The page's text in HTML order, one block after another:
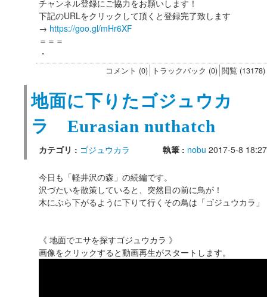
チャンネル登録にご協力をお願いします！
下記のURLをクリックして頂くと登録完了致します
→ https://goo.gl/mHr6XF
＝＝＝
・
コメント (0) トラックバック (0) 閲覧 (13178)
地面に下りたゴジュウカ
ラ Eurasian nuthatch
カテゴリ : ゴジュウカラ 執筆 : nobu 2017-5-8 18:27
今日も「軽井沢の森」の続編です。
沢づたいを散策していると、突然目の前に鳥が！
木にぶら下がるように下りて行くその鳥は「ゴジュウカラ」
《 地面でエサを探すゴジュウカラ 》
画像をクリックすると動画再生がスタートします。